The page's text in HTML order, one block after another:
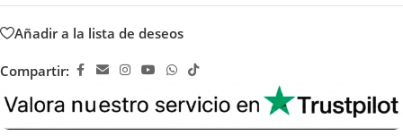
Añadir a la lista de deseos
Compartir: